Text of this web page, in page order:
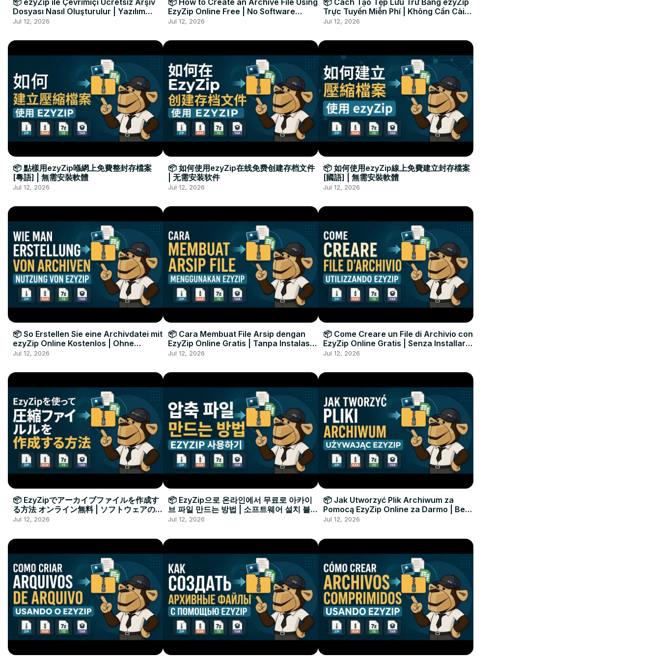
Dosyası Nasıl Oluşturulur | Yazılım
Kurulumu Gerekmez
Jul 12, 2026
EzyZip Online Free | No Software
Installation Required
Jul 12, 2026
Trực Tuyến Miễn Phí | Không Cần Cài
Đặt Phần Mềm
Jul 12, 2026
📦 點樣用ezyZip喺網上免費整封存檔案
[粵語] | 無需安裝軟體
Jul 12, 2026
📦 如何使用ezyZip在线免费创建存档文件
| 无需安装软件
Jul 12, 2026
📦 如何使用ezyZip線上免費建立封存檔案
[國語] | 無需安裝軟體
Jul 12, 2026
📦 So Erstellen Sie eine Archivdatei mit
ezyZip Online Kostenlos | Ohne
Softwareinstallation
Jul 12, 2026
📦 Cara Membuat File Arsip dengan
EzyZip Online Gratis | Tanpa Instalasi
Perangkat Lunak
Jul 12, 2026
📦 Come Creare un File di Archivio con
EzyZip Online Gratis | Senza Installare
Software
Jul 12, 2026
📦 EzyZipでアーカイブファイルを作成す
る方法 オンライン無料 | ソフトウェアのイ
ンストール不要
Jul 12, 2026
📦 EzyZip으로 온라인에서 무료로 아카이
브 파일 만드는 방법 | 소프트웨어 설치 불필
요
Jul 12, 2026
📦 Jak Utworzyć Plik Archiwum za
Pomocą EzyZip Online za Darmo | Bez
Instalacji Oprogramowania
Jul 12, 2026